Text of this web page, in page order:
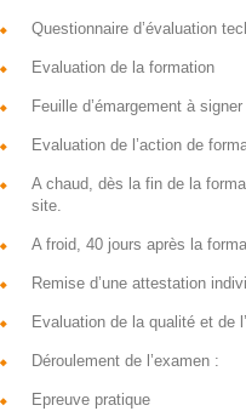
Questionnaire d’évaluation
Evaluation de la formation
Feuille d’émargement à
Evaluation de l’action de
A chaud, dès la fin de la
site.
A froid, 40 jours après la
Remise d’une attestation
Evaluation de la qualité et de
Déroulement de l’examen :
Epreuve pratique